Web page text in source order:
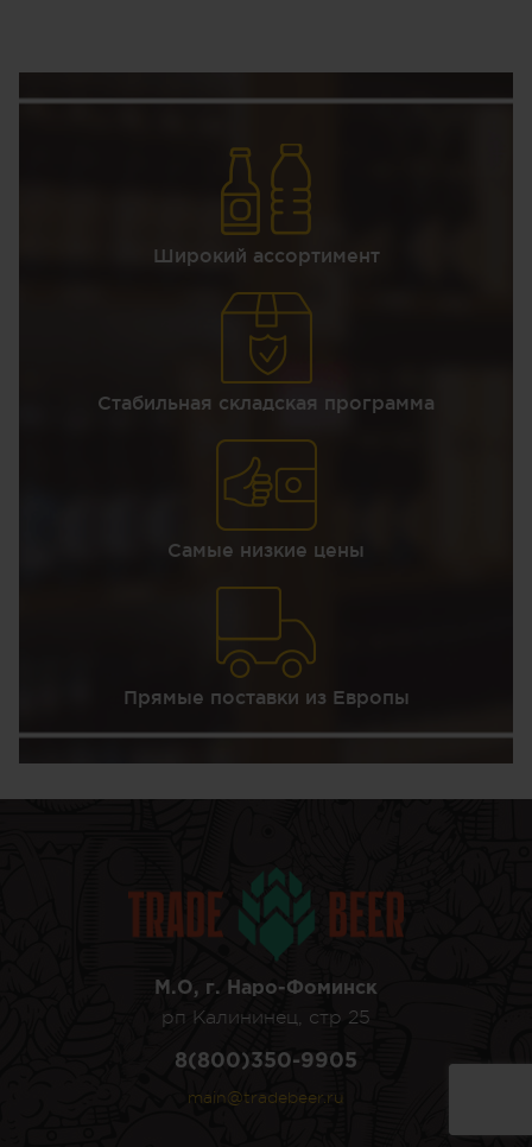
Широкий ассортимент
Стабильная складская программа
Самые низкие цены
Прямые поставки из Европы
М.О, г. Наро-Фоминск
рп Калининец, стр 25
8(800)350-9905
main@tradebeer.ru